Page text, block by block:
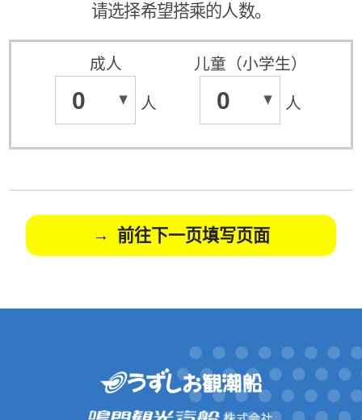
请选择希望搭乘的人数。
成人
0 人
儿童（小学生）
0 人
前往下一页填写页面